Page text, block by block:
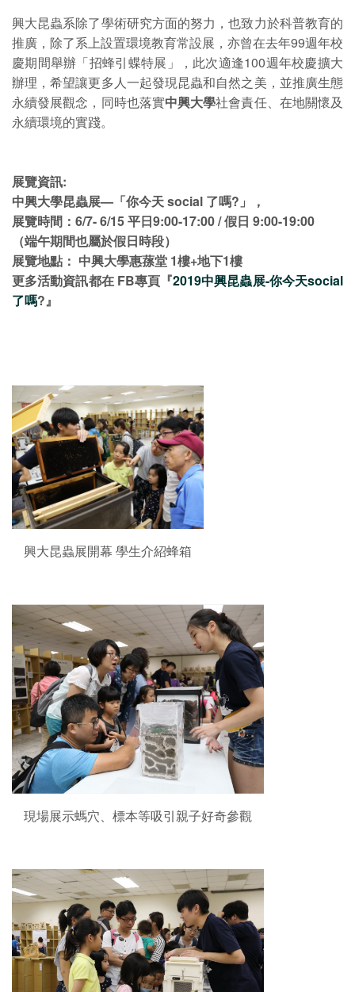
興大昆蟲系除了學術研究方面的努力，也致力於科普教育的
推廣，除了系上設置環境教育常設展，亦曾在去年99週年校
慶期間舉辦「招蜂引蝶特展」，此次適逢100週年校慶擴大
辦理，希望讓更多人一起發現昆蟲和自然之美，並推廣生態
永續發展觀念，同時也落實中興大學社會責任、在地關懷及
永續環境的實踐。
展覽資訊:
中興大學昆蟲展—「你今天 social 了嗎?」，
展覽時間：6/7- 6/15 平日9:00-17:00 / 假日 9:00-19:00
（端午期間也屬於假日時段）
展覽地點： 中興大學惠蓀堂 1樓+地下1樓
更多活動資訊都在 FB專頁『2019中興昆蟲展-你今天social
了嗎?』
興大昆蟲展開幕 學生介紹蜂箱
現場展示螞穴、標本等吸引親子好奇參觀